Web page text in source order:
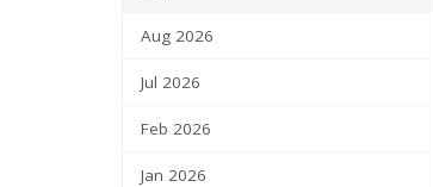
Aug 2026
Jul 2026
Feb 2026
Jan 2026